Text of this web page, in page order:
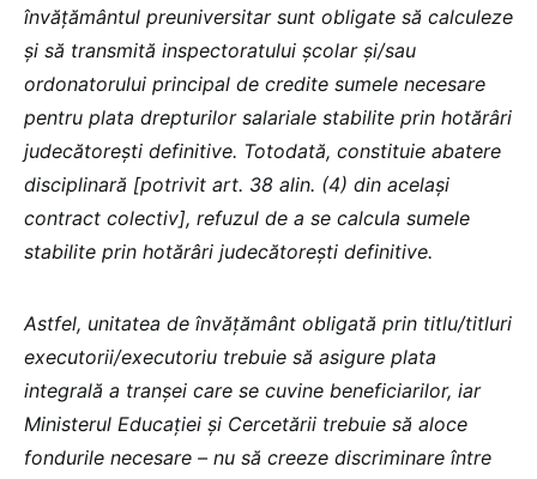
învățământul preuniversitar sunt obligate să calculeze
și să transmită inspectoratului școlar și/sau
ordonatorului principal de credite sumele necesare
pentru plata drepturilor salariale stabilite prin hotărâri
judecătorești definitive. Totodată, constituie abatere
disciplinară [potrivit art. 38 alin. (4) din același
contract colectiv], refuzul de a se calcula sumele
stabilite prin hotărâri judecătorești definitive.
Astfel, unitatea de învățământ obligată prin titlu/titluri
executorii/executoriu trebuie să asigure plata
integrală a tranșei care se cuvine beneficiarilor, iar
Ministerul Educației și Cercetării trebuie să aloce
fondurile necesare – nu să creeze discriminare între